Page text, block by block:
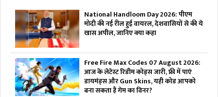
National Handloom Day 2026: पीएम
मोदी की नई रील हुई वायरल, देशवासियों से की ये
खास अपील, जानिए क्या कहा
Free Fire Max Codes 07 August 2026:
आज के लेटेस्ट रिडीम कोड्स जारी, फ्री में पाएं
डायमंड्स और Gun Skins, यही कोड आपको
बना सकता है गेम का विनर?